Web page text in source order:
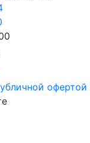
офертой